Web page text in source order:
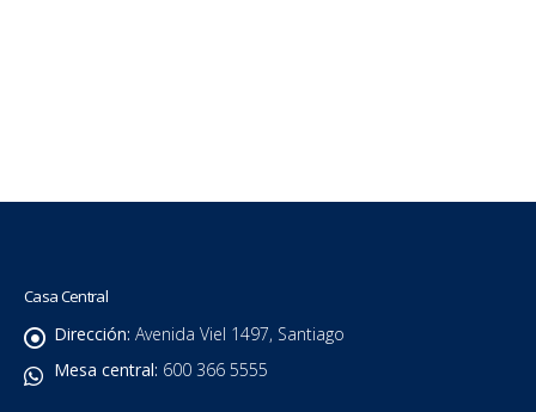
Casa Central
Dirección: Avenida Viel 1497, Santiago
Mesa central: 600 366 5555